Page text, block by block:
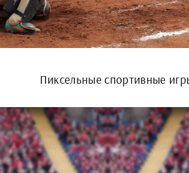
Пиксельные спортивные